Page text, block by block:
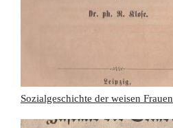
Sozialgeschichte der weisen Frauen